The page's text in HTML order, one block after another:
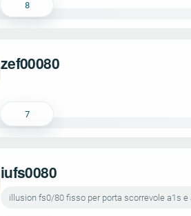
8
zef00080
7
iufs0080
illusion fs0/80 fisso per porta scorrevole a1s